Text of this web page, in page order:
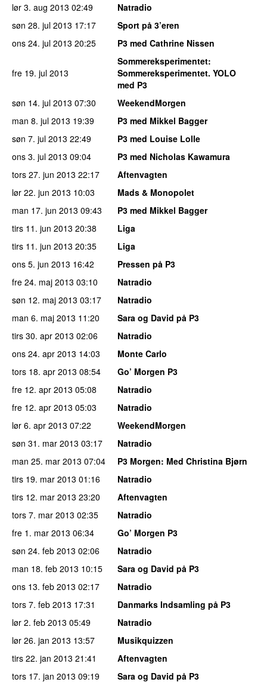
lør 3. aug 2013 02:49
Natradio
søn 28. jul 2013 17:17
Sport på 3’eren
ons 24. jul 2013 20:25 P3 med Cathrine Nissen
fre 19. jul 2013
Sommereksperimentet:
Sommereksperimentet. YOLO
med P3
søn 14. jul 2013 07:30
WeekendMorgen
man 8. jul 2013 19:39
P3 med Mikkel Bagger
søn 7. jul 2013 22:49
P3 med Louise Lolle
ons 3. jul 2013 09:04
P3 med Nicholas Kawamura
tors 27. jun 2013 22:17
Aftenvagten
lør 22. jun 2013 10:03
Mads & Monopolet
man 17. jun 2013 09:43
P3 med Mikkel Bagger
tirs 11. jun 2013 20:38
Liga
tirs 11. jun 2013 20:35
Liga
ons 5. jun 2013 16:42
Pressen på P3
fre 24. maj 2013 03:10
Natradio
søn 12. maj 2013 03:17
Natradio
man 6. maj 2013 11:20
Sara og David på P3
tirs 30. apr 2013 02:06
Natradio
ons 24. apr 2013 14:03
Monte Carlo
tors 18. apr 2013 08:54
Go’ Morgen P3
fre 12. apr 2013 05:08
Natradio
fre 12. apr 2013 05:03
Natradio
lør 6. apr 2013 07:22
WeekendMorgen
søn 31. mar 2013 03:17
Natradio
man 25. mar 2013 07:04 P3 Morgen: Med Christina Bjørn
tirs 19. mar 2013 01:16
Natradio
tirs 12. mar 2013 23:20
Aftenvagten
tors 7. mar 2013 02:35
Natradio
fre 1. mar 2013 06:34
Go’ Morgen P3
søn 24. feb 2013 02:06
Natradio
man 18. feb 2013 10:15
Sara og David på P3
ons 13. feb 2013 02:17
Natradio
tors 7. feb 2013 17:31
Danmarks Indsamling på P3
lør 2. feb 2013 05:49
Natradio
lør 26. jan 2013 13:57
Musikquizzen
tirs 22. jan 2013 21:41
Aftenvagten
tors 17. jan 2013 09:19
Sara og David på P3